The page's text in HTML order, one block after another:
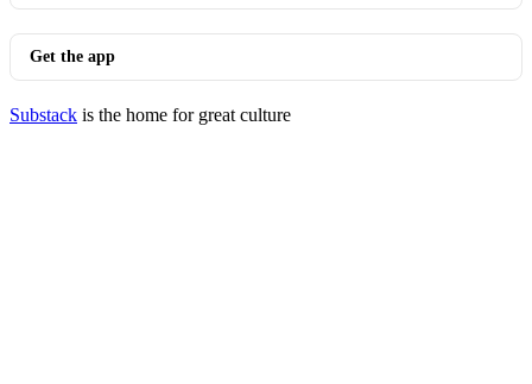
Get the app
Substack is the home for great culture